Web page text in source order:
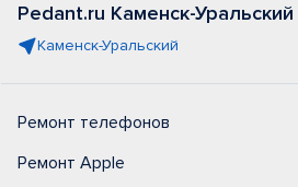
Pedant.ru Каменск-Уральский
Каменск-Уральский
Ремонт телефонов
Ремонт Apple